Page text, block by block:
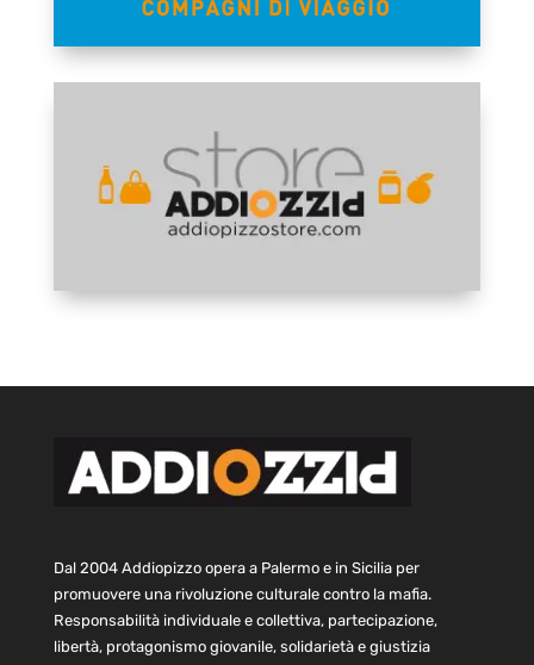
Dal 2004 Addiopizzo opera a Palermo e in Sicilia per
promuovere una rivoluzione culturale contro la mafia.
Responsabilità individuale e collettiva, partecipazione,
libertà, protagonismo giovanile, solidarietà e giustizia